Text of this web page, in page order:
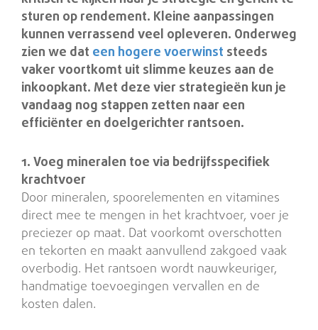
sturen op rendement. Kleine aanpassingen
kunnen verrassend veel opleveren. Onderweg
zien we dat een hogere voerwinst steeds
vaker voortkomt uit slimme keuzes aan de
inkoopkant. Met deze vier strategieën kun je
vandaag nog stappen zetten naar een
efficiënter en doelgerichter rantsoen.
1. Voeg mineralen toe via bedrijfsspecifiek
krachtvoer
Door mineralen, spoorelementen en vitamines
direct mee te mengen in het krachtvoer, voer je
preciezer op maat. Dat voorkomt overschotten
en tekorten en maakt aanvullend zakgoed vaak
overbodig. Het rantsoen wordt nauwkeuriger,
handmatige toevoegingen vervallen en de
kosten dalen.